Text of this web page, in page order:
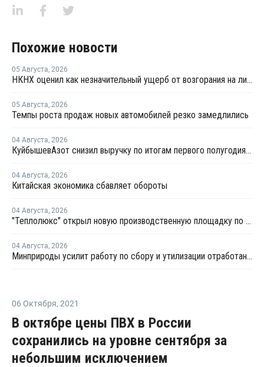
Похожие новости
05 Августа, 2026
НКНХ оценил как незначительный ущерб от возгорания на линии полистирола
05 Августа, 2026
Темпы роста продаж новых автомобилей резко замедлились
04 Августа, 2026
КуйбышевАзот снизил выручку по итогам первого полугодия 2026 года
04 Августа, 2026
Китайская экономика сбавляет обороты
04 Августа, 2026
"Теплолюкс" открыл новую производственную площадку по выпуску инженерных систем
04 Августа, 2026
Минприроды усилит работу по сбору и утилизации отработанных шин
06 Октября, 2021
В октябре цены ПВХ в России
сохранились на уровне сентября за
небольшим исключением